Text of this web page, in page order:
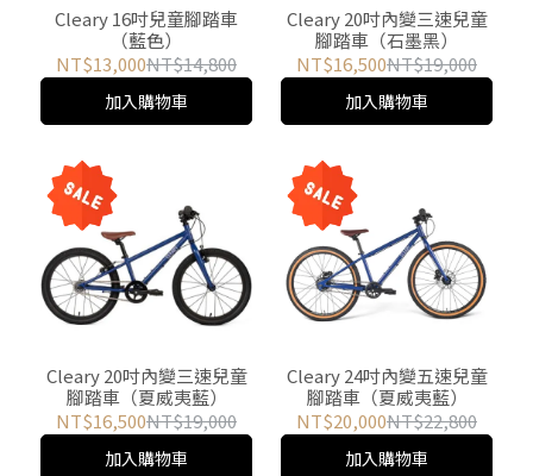
Cleary 16吋兒童腳踏車
（藍色）
NT$13,000NT$14,800
加入購物車
Cleary 20吋內變三速兒童
腳踏車（石墨黑）
NT$16,500NT$19,000
加入購物車
Cleary 20吋內變三速兒童
腳踏車（夏威夷藍）
NT$16,500NT$19,000
加入購物車
Cleary 24吋內變五速兒童
腳踏車（夏威夷藍）
NT$20,000NT$22,800
加入購物車